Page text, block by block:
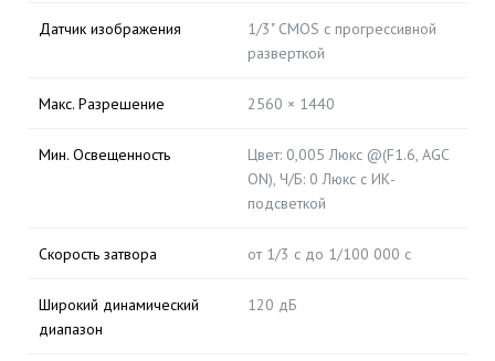
Датчик изображения
1/3" CMOS с прогрессивной
разверткой
Макс. Разрешение 2560 × 1440
Мин. Освещенность
Цвет: 0,005 Люкс @(F1.6, AGC
ON), Ч/Б: 0 Люкс с ИК-
подсветкой
Скорость затвора от 1/3 с до 1/100 000 с
Широкий динамический
диапазон
120 дБ